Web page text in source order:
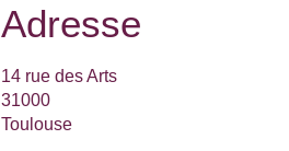
Adresse
14 rue des Arts
31000
Toulouse